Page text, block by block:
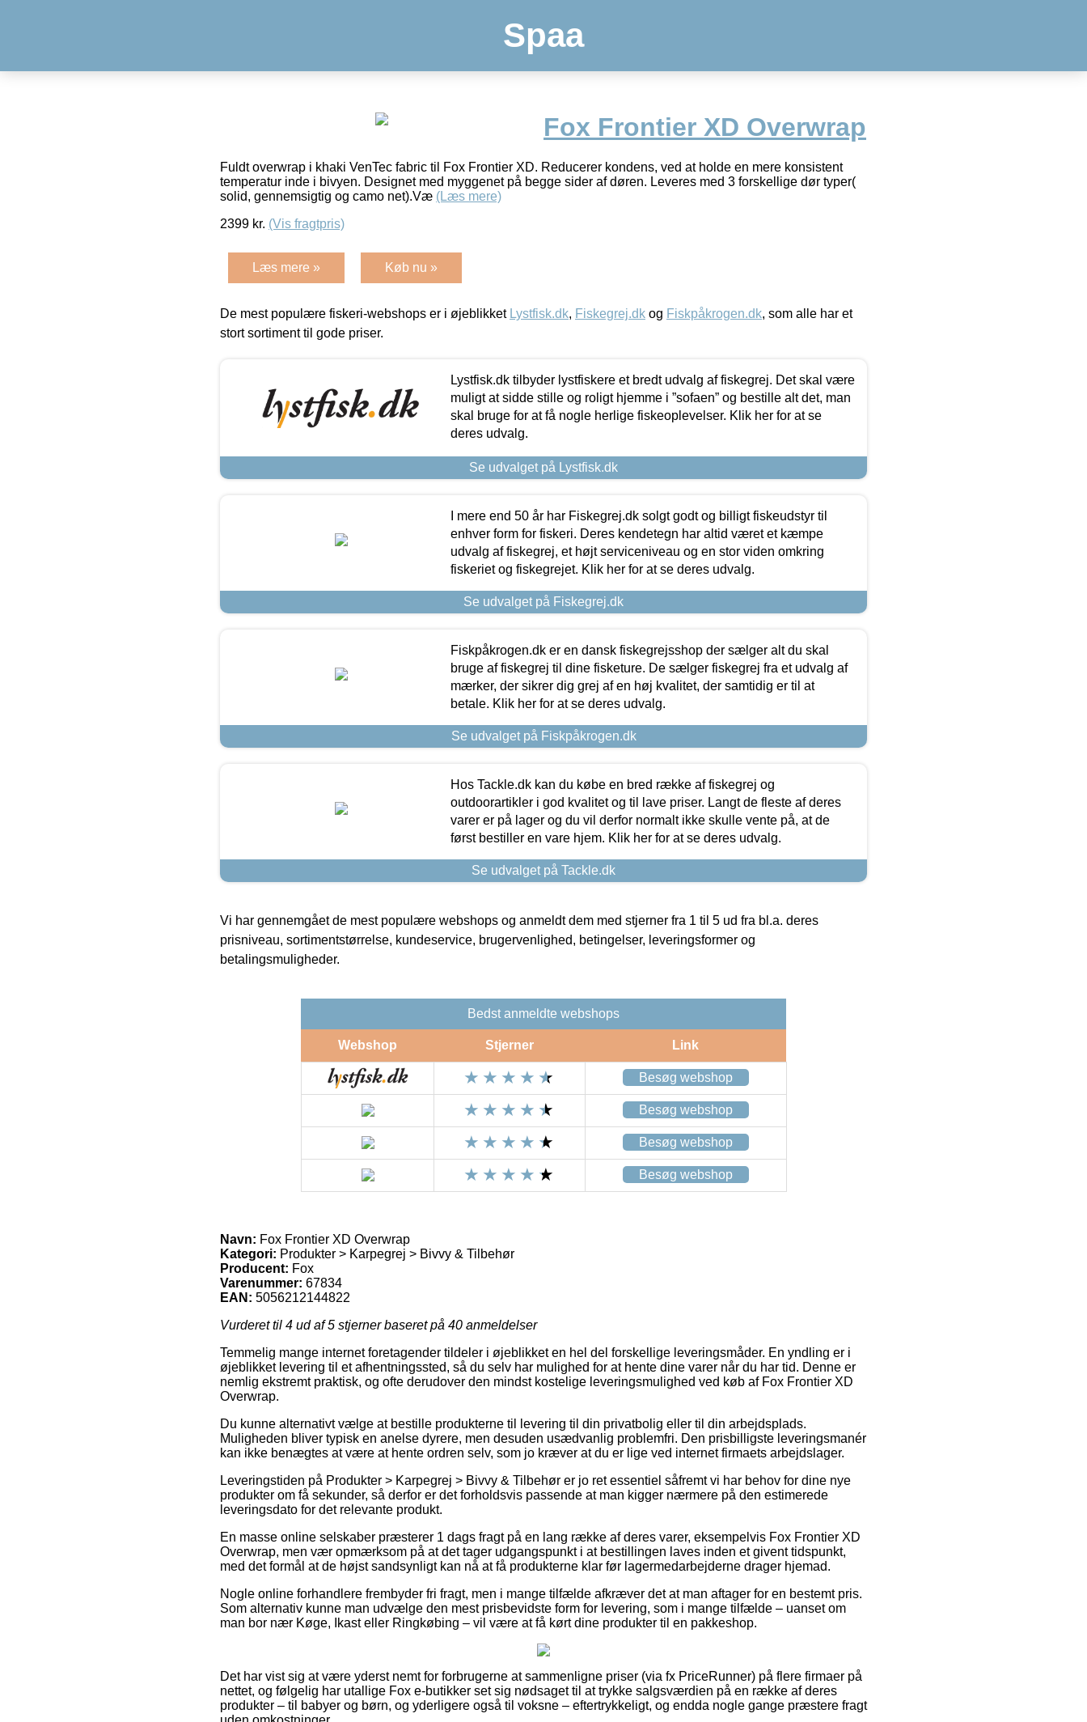
Spaa
Fox Frontier XD Overwrap
Fuldt overwrap i khaki VenTec fabric til Fox Frontier XD. Reducerer kondens, ved at holde en mere konsistent
temperatur inde i bivyen. Designet med myggenet på begge sider af døren. Leveres med 3 forskellige dør typer(
solid, gennemsigtig og camo net).Væ (Læs mere)
2399 kr. (Vis fragtpris)
Læs mere » Køb nu »
De mest populære fiskeri-webshops er i øjeblikket Lystfisk.dk, Fiskegrej.dk og Fiskpåkrogen.dk, som alle har et
stort sortiment til gode priser.
Lystfisk.dk tilbyder lystfiskere et bredt udvalg af fiskegrej. Det skal være
muligt at sidde stille og roligt hjemme i ”sofaen” og bestille alt det, man
skal bruge for at få nogle herlige fiskeoplevelser. Klik her for at se
deres udvalg.
Se udvalget på Lystfisk.dk
I mere end 50 år har Fiskegrej.dk solgt godt og billigt fiskeudstyr til
enhver form for fiskeri. Deres kendetegn har altid været et kæmpe
udvalg af fiskegrej, et højt serviceniveau og en stor viden omkring
fiskeriet og fiskegrejet. Klik her for at se deres udvalg.
Se udvalget på Fiskegrej.dk
Fiskpåkrogen.dk er en dansk fiskegrejsshop der sælger alt du skal
bruge af fiskegrej til dine fisketure. De sælger fiskegrej fra et udvalg af
mærker, der sikrer dig grej af en høj kvalitet, der samtidig er til at
betale. Klik her for at se deres udvalg.
Se udvalget på Fiskpåkrogen.dk
Hos Tackle.dk kan du købe en bred række af fiskegrej og
outdoorartikler i god kvalitet og til lave priser. Langt de fleste af deres
varer er på lager og du vil derfor normalt ikke skulle vente på, at de
først bestiller en vare hjem. Klik her for at se deres udvalg.
Se udvalget på Tackle.dk
Vi har gennemgået de mest populære webshops og anmeldt dem med stjerner fra 1 til 5 ud fra bl.a. deres
prisniveau, sortimentstørrelse, kundeservice, brugervenlighed, betingelser, leveringsformer og
betalingsmuligheder.
Bedst anmeldte webshops
Webshop Stjerner Link
Besøg webshop
Besøg webshop
Besøg webshop
Besøg webshop
Navn: Fox Frontier XD Overwrap
Kategori: Produkter > Karpegrej > Bivvy & Tilbehør
Producent: Fox
Varenummer: 67834
EAN: 5056212144822
Vurderet til 4 ud af 5 stjerner baseret på 40 anmeldelser
Temmelig mange internet foretagender tildeler i øjeblikket en hel del forskellige leveringsmåder. En yndling er i
øjeblikket levering til et afhentningssted, så du selv har mulighed for at hente dine varer når du har tid. Denne er
nemlig ekstremt praktisk, og ofte derudover den mindst kostelige leveringsmulighed ved køb af Fox Frontier XD
Overwrap.
Du kunne alternativt vælge at bestille produkterne til levering til din privatbolig eller til din arbejdsplads.
Muligheden bliver typisk en anelse dyrere, men desuden usædvanlig problemfri. Den prisbilligste leveringsmanér
kan ikke benægtes at være at hente ordren selv, som jo kræver at du er lige ved internet firmaets arbejdslager.
Leveringstiden på Produkter > Karpegrej > Bivvy & Tilbehør er jo ret essentiel såfremt vi har behov for dine nye
produkter om få sekunder, så derfor er det forholdsvis passende at man kigger nærmere på den estimerede
leveringsdato for det relevante produkt.
En masse online selskaber præsterer 1 dags fragt på en lang række af deres varer, eksempelvis Fox Frontier XD
Overwrap, men vær opmærksom på at det tager udgangspunkt i at bestillingen laves inden et givent tidspunkt,
med det formål at de højst sandsynligt kan nå at få produkterne klar før lagermedarbejderne drager hjemad.
Nogle online forhandlere frembyder fri fragt, men i mange tilfælde afkræver det at man aftager for en bestemt pris.
Som alternativ kunne man udvælge den mest prisbevidste form for levering, som i mange tilfælde – uanset om
man bor nær Køge, Ikast eller Ringkøbing – vil være at få kørt dine produkter til en pakkeshop.
Det har vist sig at være yderst nemt for forbrugerne at sammenligne priser (via fx PriceRunner) på flere firmaer på
nettet, og følgelig har utallige Fox e-butikker set sig nødsaget til at trykke salgsværdien på en række af deres
produkter – til babyer og børn, og yderligere også til voksne – eftertrykkeligt, og endda nogle gange præstere fragt